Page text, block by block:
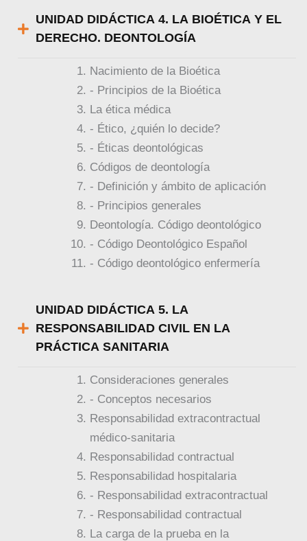
UNIDAD DIDÁCTICA 4. LA BIOÉTICA Y EL
DERECHO. DEONTOLOGÍA
Nacimiento de la Bioética
- Principios de la Bioética
La ética médica
- Ético, ¿quién lo decide?
- Éticas deontológicas
Códigos de deontología
- Definición y ámbito de aplicación
- Principios generales
Deontología. Código deontológico
- Código Deontológico Español
- Código deontológico enfermería
UNIDAD DIDÁCTICA 5. LA
RESPONSABILIDAD CIVIL EN LA
PRÁCTICA SANITARIA
Consideraciones generales
- Conceptos necesarios
Responsabilidad extracontractual
médico-sanitaria
Responsabilidad contractual
Responsabilidad hospitalaria
- Responsabilidad extracontractual
- Responsabilidad contractual
La carga de la prueba en la